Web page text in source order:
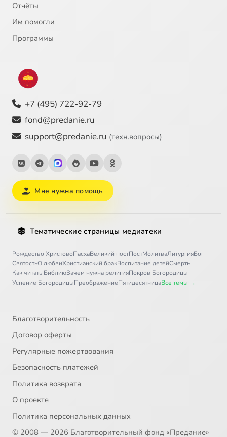
Отчёты
Им помогли
Программы
+7 (495) 722-92-79
fond@predanie.ru
support@predanie.ru (техн.вопросы)
Мне нужна помощь
Тематические страницы медиатеки
Рождество ХристовоПасхаВеликий постПостМолитваЛитургияБог
СвятостьО любвиХристианский бракВоспитание детейСмерть
Как читать БиблиюЗачем нужна религияПокров Богородицы
Успение БогородицыПреображениеПятидесятницаВсе темы →
Благотворительность
Договор оферты
Регулярные пожертвования
Безопасность платежей
Политика возврата
О проекте
Политика персональных данных
© 2008 — 2026 Благотворительный фонд «Предание»